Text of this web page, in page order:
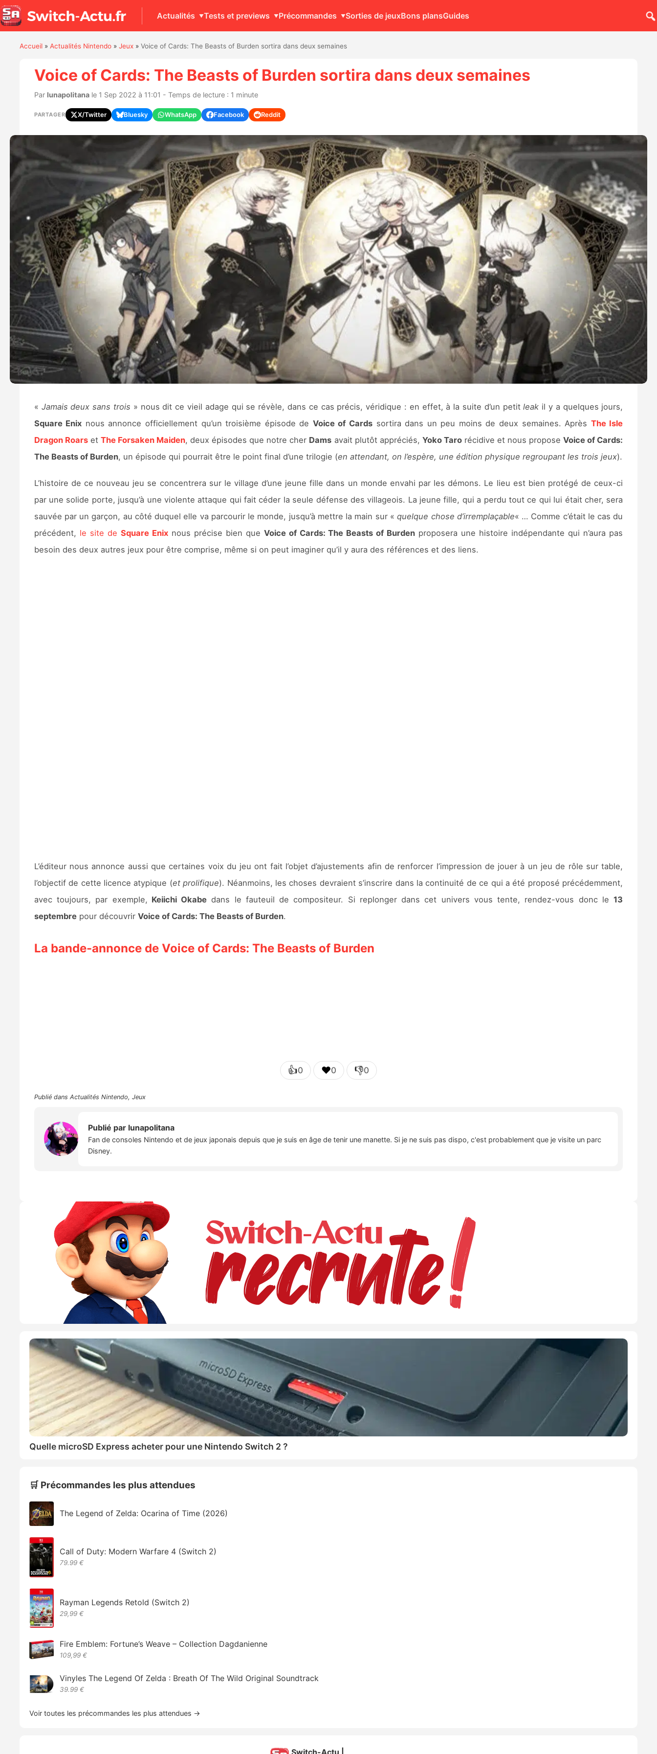
Actualités Tests et previews Précommandes Sorties de jeuxBons plansGuides
Accueil» Actualités Nintendo» Jeux» Voice of Cards: The Beasts of Burden sortira dans deux semaines
Voice of Cards: The Beasts of Burden sortira dans deux semaines
Par lunapolitanale 1 Sep 2022 à 11:01 - Temps de lecture : 1 minute
PARTAGER X/Twitter Bluesky WhatsApp Facebook Reddit
« Jamais deux sans trois » nous dit ce vieil adage qui se révèle, dans ce cas précis, véridique : en effet, à la suite d’un petitleak il y a quelques jours,
Square Enix nous annonce officiellement qu’un troisième épisode de Voice of Cards sortira dans un peu moins de deux semaines. Après The Isle
Dragon Roarset The Forsaken Maiden, deux épisodes que notre cher Dams avait plutôt appréciés, Yoko Tarorécidive et nous proposeVoice of Cards:
The Beasts of Burden, un épisode qui pourrait être le point final d’une trilogie (en attendant, on l’espère, une édition physique regroupant les trois jeux).
L’histoire de ce nouveau jeu se concentrera sur le village d’une jeune fille dans un monde envahi par les démons. Le lieu est bien protégé de ceux-ci
par une solide porte, jusqu’à une violente attaque qui fait céder la seule défense des villageois. La jeune fille, qui a perdu tout ce qui lui était cher, sera
sauvée par un garçon, au côté duquel elle va parcourir le monde, jusqu’à mettre la main sur «quelque chose d’irremplaçable« … Comme c’était le cas du
précédent, le site de Square Enixnous précise bien que Voice of Cards: The Beasts of Burden proposera une histoire indépendante qui n’aura pas
besoin des deux autres jeux pour être comprise, même si on peut imaginer qu’il y aura des références et des liens.
L’éditeur nous annonce aussi que certaines voix du jeu ont fait l’objet d’ajustements afin de renforcer l’impression de jouer à un jeu de rôle sur table,
l’objectif de cette licence atypique (et prolifique). Néanmoins, les choses devraient s’inscrire dans la continuité de ce qui a été proposé précédemment,
avec toujours, par exemple, Keiichi Okabe dans le fauteuil de compositeur. Si replonger dans cet univers vous tente, rendez-vous donc le13
septembrepour découvrir Voice of Cards: The Beasts of Burden.
La bande-annonce de Voice of Cards: The Beasts of Burden
👍0 ❤️0 👎0
Publié dans Actualités Nintendo, Jeux
Publié par lunapolitana
Fan de consoles Nintendo et de jeux japonais depuis que je suis en âge de tenir une manette. Si je ne suis pas dispo, c'est probablement que je visite un parc
Disney.
Quelle microSD Express acheter pour une Nintendo Switch 2 ?
🛒 Précommandes les plus attendues
The Legend of Zelda: Ocarina of Time (2026)
Call of Duty: Modern Warfare 4 (Switch 2)
79.99 €
Rayman Legends Retold (Switch 2)
29,99 €
Fire Emblem: Fortune’s Weave – Collection Dagdanienne
109,99 €
Vinyles The Legend Of Zelda : Breath Of The Wild Original Soundtrack
39.99 €
Voir toutes les précommandes les plus attendues →
Switch-Actu |